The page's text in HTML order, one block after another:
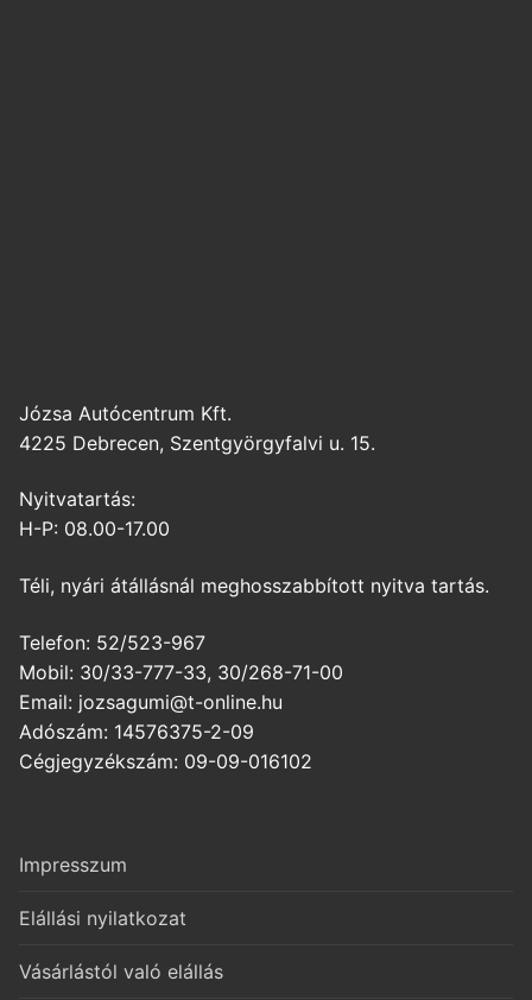
Józsa Autócentrum Kft.
4225 Debrecen, Szentgyörgyfalvi u. 15.
Nyitvatartás:
H-P: 08.00-17.00
Téli, nyári átállásnál meghosszabbított nyitva tartás.
Telefon: 52/523-967
Mobil: 30/33-777-33, 30/268-71-00
Email: jozsagumi@t-online.hu
Adószám: 14576375-2-09
Cégjegyzékszám: 09-09-016102
Impresszum
Elállási nyilatkozat
Vásárlástól való elállás